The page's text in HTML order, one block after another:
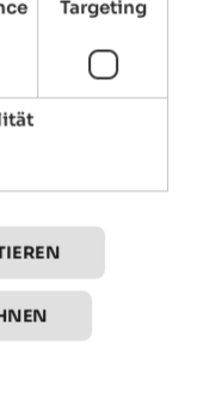
Targeting